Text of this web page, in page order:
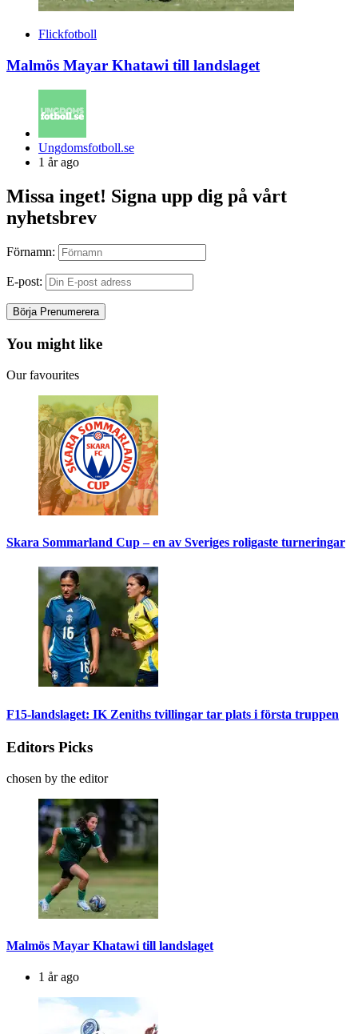
Flickfotboll
Malmös Mayar Khatawi till landslaget
Posted
by
Ungdomsfotboll.se
1 år ago
Missa inget! Signa upp dig på vårt
nyhetsbrev
Förnamn:
E-post:
You might like
Our favourites
Skara Sommarland Cup – en av Sveriges roligaste turneringar
F15-landslaget: IK Zeniths tvillingar tar plats i första truppen
Editors Picks
chosen by the editor
Malmös Mayar Khatawi till landslaget
1 år ago